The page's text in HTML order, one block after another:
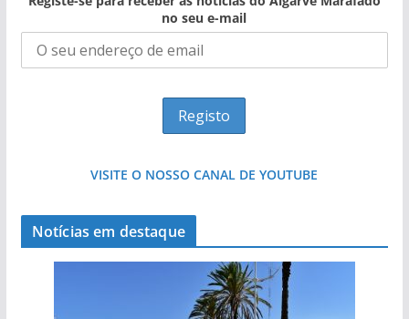
no seu e-mail
VISITE O NOSSO CANAL DE YOUTUBE
Notícias em destaque